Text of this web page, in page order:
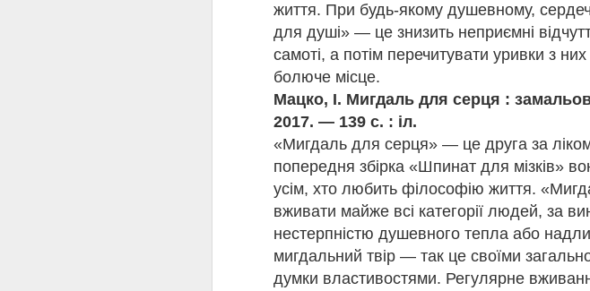
життя. При будь-якому душевному,
для душі» — це знизить неприємні
самоті, а потім перечитувати уривки з
болюче місце.
Мацко, І. Мигдаль для серця :
2017. — 139 с. : іл.
«Мигдаль для серця» — це друга за
попередня збірка «Шпинат для мізків»
усім, хто любить філософію життя.
вживати майже всі категорії людей, за
нестерпністю душевного тепла або
мигдальний твір — так це своїми
думки властивостями. Регулярне
0
Лікар
Лікар людських душ
130 років від Дня народження Арчибальда Кроніна,
«Тільки те, що дістається нам важко, після
Арчибальд Кронін «Цитадель»